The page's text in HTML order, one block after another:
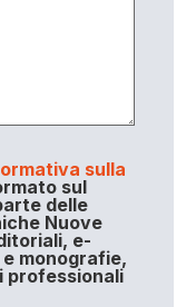
sulla
sul
delle
Nuove
e-
monografie,
professionali